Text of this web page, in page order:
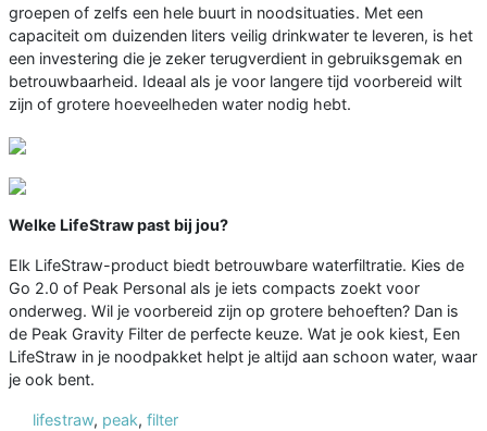
groepen of zelfs een hele buurt in noodsituaties. Met een
capaciteit om duizenden liters veilig drinkwater te leveren, is het
een investering die je zeker terugverdient in gebruiksgemak en
betrouwbaarheid. Ideaal als je voor langere tijd voorbereid wilt
zijn of grotere hoeveelheden water nodig hebt.
Welke LifeStraw past bij jou?
Elk LifeStraw-product biedt betrouwbare waterfiltratie. Kies de
Go 2.0 of Peak Personal als je iets compacts zoekt voor
onderweg. Wil je voorbereid zijn op grotere behoeften? Dan is
de Peak Gravity Filter de perfecte keuze. Wat je ook kiest, Een
LifeStraw in je noodpakket helpt je altijd aan schoon water, waar
je ook bent.
lifestraw, peak, filter